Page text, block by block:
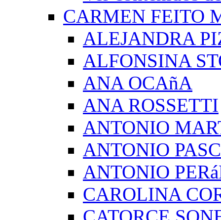
CARMEN FEITO
ALEJANDRA
ALFONSINA
ANA OCAñA
ANA ROSSETTI
ANTONIO
ANTONIO
ANTONIO
CAROLINA